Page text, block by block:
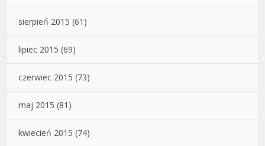
sierpień 2015 (61)
lipiec 2015 (69)
czerwiec 2015 (73)
maj 2015 (81)
kwiecień 2015 (74)